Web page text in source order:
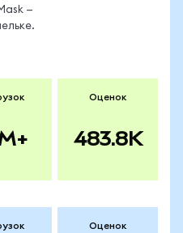
—
Оценок
483.8K
Оценок